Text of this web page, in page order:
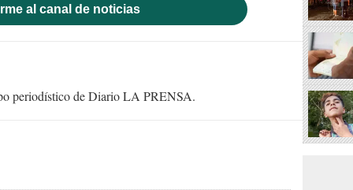
al canal de noticias
periodístico de Diario LA PRENSA.